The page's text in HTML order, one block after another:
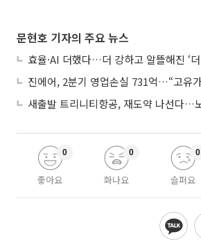
문현호 기자의 주요 뉴스
좋아요
0
화나요
0
슬퍼요
0